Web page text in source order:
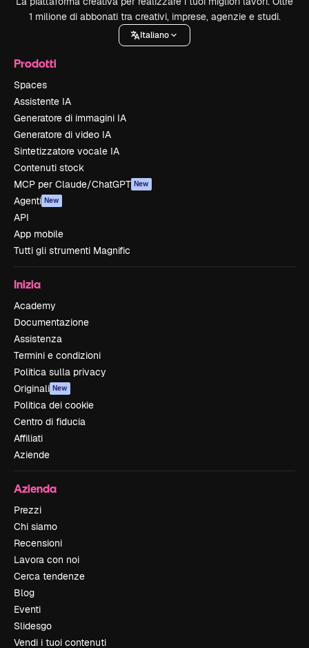
1 milione di abbonati tra creativi, imprese, agenzie e studi.
Italiano
Prodotti
Spaces
Assistente IA
Generatore di immagini IA
Generatore di video IA
Sintetizzatore vocale IA
Contenuti stock
MCP per Claude/ChatGPT New
Agenti New
API
App mobile
Tutti gli strumenti Magnific
Inizia
Academy
Documentazione
Assistenza
Termini e condizioni
Politica sulla privacy
Originali New
Politica dei cookie
Centro di fiducia
Affiliati
Aziende
Azienda
Prezzi
Chi siamo
Recensioni
Lavora con noi
Cerca tendenze
Blog
Eventi
Slidesgo
Vendi i tuoi contenuti